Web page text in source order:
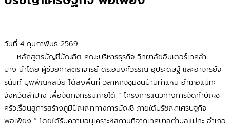
วันที่ 4 กุมภาพันธ์ 2569
หลักสูตรบัญชีบัณฑิต คณะบริหารธุรกิจ วิทยาลัยอินเตอร์เทคลำ
ปาง นำโดย ผู้ช่วยศาสตราจารย์ ดร.อนงค์วรรณ อุประดิษฐ์ และอาจารย์จิ
รนันท์ บุพพัณหสมัย ได้ลงพื้นที่ วิสาหกิจชุมชนบ้านท่าแหน อำเภอแม่ทะ
จังหวัดลำปาง เพื่อจัดกิจกรรมภายใต้ “ โครงการแนวทางการจัดทำบัญชี
ครัวเรือนสู่การสร้างภูมิปัญญาทางการบัญชี ภายใต้ปรัชญาเศรษฐกิจ
พอเพียง ” โดยได้รับความอนุเคราะห์สถานที่จากเทศบาลตำบลแม่ทะ อำเภอ